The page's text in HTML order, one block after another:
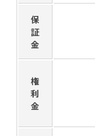
保
証
金
権
利
金